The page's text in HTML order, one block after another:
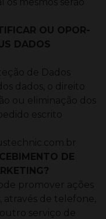
OU OPOR-
DADOS
de Dados
dados, o direito
ou eliminação dos
escrito
DE
promover ações
através de telefone,
serviço de